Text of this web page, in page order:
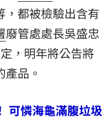
，都被檢驗出含有
廢管處處長吳盛忠
，明年將公告將
品。
可憐海龜滿腹垃圾